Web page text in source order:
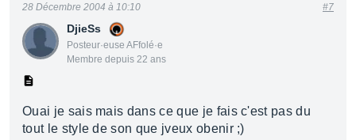
DjieSs
Posteur·euse AFfolé·e
Membre depuis 22 ans
28 Décembre 2004 à 10:10 #7
Ouai je sais mais dans ce que je fais c'est pas du
tout le style de son que jveux obenir ;)